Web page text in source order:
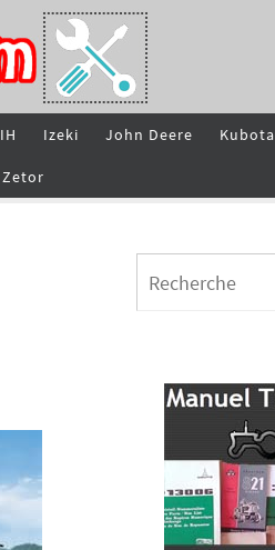
IH Izeki John Deere Kubota
Zetor